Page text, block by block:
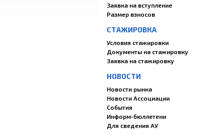
Заявка на вступление
Размер взносов
СТАЖИРОВКА
Условия стажировки
Документы на стажировку
Заявка на стажировку
НОВОСТИ
Новости рынка
Новости Ассоциации
События
Информ-бюллетени
Для сведения АУ